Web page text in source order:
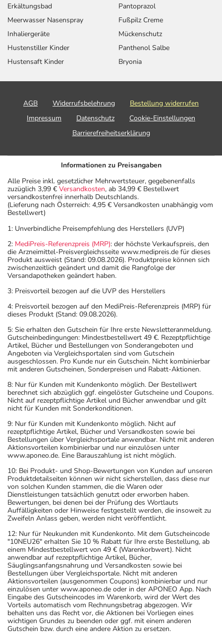
Erkältungsbad
Meerwasser Nasenspray
Inhaliergeräte
Hustenstiller Kinder
Hustensaft Kinder
Pantoprazol
Fußpilz Creme
Mückenschutz
Panthenol Salbe
Bryonia
AGB Widerrufsbelehrung
Bestellung widerrufen
Impressum
Datenschutz
Cookie-Einstellungen
Barrierefreiheitserklärung
Informationen zu Preisangaben
Alle Preise inkl. gesetzlicher Mehrwertsteuer, gegebenenfalls
zuzüglich 3,99 € Versandkosten, ab 34,99 € Bestellwert
versandkostenfrei innerhalb Deutschlands.
(Lieferung nach Österreich: 4,95 € Versandkosten unabhängig vom
Bestellwert)
1: Unverbindliche Preisempfehlung des Herstellers (UVP)
2: MediPreis-Referenzpreis (MRP): der höchste Verkaufspreis, den
die Arzneimittel-Preisvergleichsseite www.medipreis.de für dieses
Produkt ausweist (Stand: 09.08.2026). Produktpreise können sich
zwischenzeitlich geändert und damit die Rangfolge der
Versandapotheken geändert haben.
3: Preisvorteil bezogen auf die UVP des Herstellers
4: Preisvorteil bezogen auf den MediPreis-Referenzpreis (MRP) für
dieses Produkt (Stand: 09.08.2026).
5: Sie erhalten den Gutschein für Ihre erste Newsletteranmeldung.
Gutscheinbedingungen: Mindestbestellwert 49 €. Rezeptpflichtige
Artikel, Bücher und Bestellungen von Sonderangeboten und
Angeboten via Vergleichsportalen sind vom Gutschein
ausgeschlossen. Pro Kunde nur ein Gutschein. Nicht kombinierbar
mit anderen Gutscheinen, Sonderpreisen und Rabatt-Aktionen.
8: Nur für Kunden mit Kundenkonto möglich. Der Bestellwert
berechnet sich abzüglich ggf. eingelöster Gutscheine und Coupons.
Nicht auf rezeptpflichtige Artikel und Bücher anwendbar und gilt
nicht für Kunden mit Sonderkonditionen.
9: Nur für Kunden mit Kundenkonto möglich. Nicht auf
rezeptpflichtige Artikel, Bücher und Versandkosten sowie bei
Bestellungen über Vergleichsportale anwendbar. Nicht mit anderen
Aktionsvorteilen kombinierbar und nur einzulösen unter
www.aponeo.de. Eine Barauszahlung ist nicht möglich.
10: Bei Produkt- und Shop-Bewertungen von Kunden auf unseren
Produktdetailseiten können wir nicht sicherstellen, dass diese nur
von solchen Kunden stammen, die die Waren oder
Dienstleistungen tatsächlich genutzt oder erworben haben.
Bewertungen, bei denen bei der Prüfung des Wortlauts
Auffälligkeiten oder Hinweise festgestellt werden, die insoweit zu
Zweifeln Anlass geben, werden nicht veröffentlicht.
12: Nur für Neukunden mit Kundenkonto. Mit dem Gutscheincode
"10NEU26" erhalten Sie 10 % Rabatt für Ihre erste Bestellung, ab
einem Mindestbestellwert von 49 € (Warenkorbwert). Nicht
anwendbar auf rezeptpflichtige Artikel, Bücher,
Säuglingsanfangsnahrung und Versandkosten sowie bei
Bestellungen über Vergleichsportale. Nicht mit anderen
Aktionsvorteilen (ausgenommen Coupons) kombinierbar und nur
einzulösen unter www.aponeo.de oder in der APONEO App. Nach
Eingabe des Gutscheincodes im Warenkorb, wird der Wert des
Vorteils automatisch vom Rechnungsbetrag abgezogen. Wir
behalten uns das Recht vor, die Aktionen bei Vorliegen eines
wichtigen Grundes zu beenden oder ggf. mit einem anderen
Gutschein bzw. durch eine andere Aktion zu ersetzen.